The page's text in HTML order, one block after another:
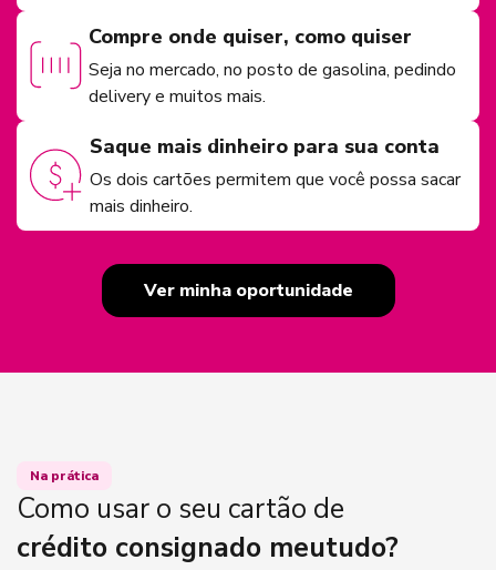
Compre onde quiser, como quiser
Seja no mercado, no posto de gasolina, pedindo
delivery e muitos mais.
Saque mais dinheiro para sua conta
Os dois cartões permitem que você possa sacar
mais dinheiro.
Ver minha oportunidade
Na prática
Como usar o seu cartão de
crédito consignado meutudo?